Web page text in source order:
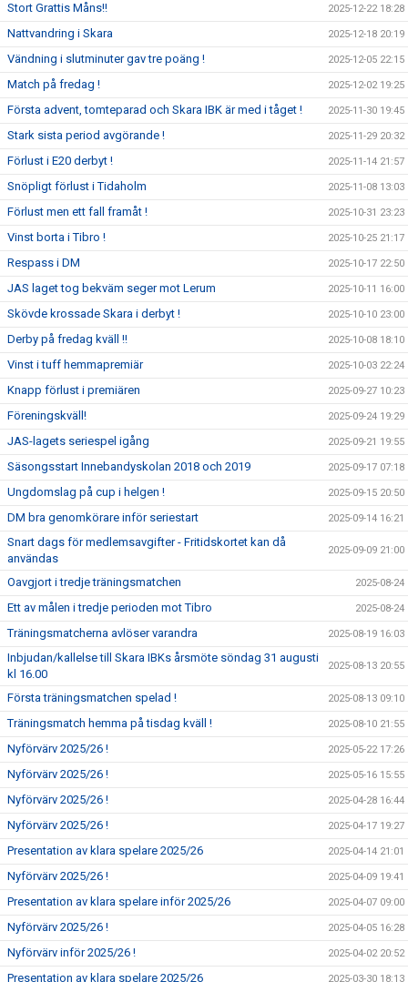
Stort Grattis Måns!! 2025-12-22 18:28
Nattvandring i Skara 2025-12-18 20:19
Vändning i slutminuter gav tre poäng ! 2025-12-05 22:15
Match på fredag ! 2025-12-02 19:25
Första advent, tomteparad och Skara IBK är med i tåget ! 2025-11-30 19:45
Stark sista period avgörande ! 2025-11-29 20:32
Förlust i E20 derbyt ! 2025-11-14 21:57
Snöpligt förlust i Tidaholm 2025-11-08 13:03
Förlust men ett fall framåt ! 2025-10-31 23:23
Vinst borta i Tibro ! 2025-10-25 21:17
Respass i DM 2025-10-17 22:50
JAS laget tog bekväm seger mot Lerum 2025-10-11 16:00
Skövde krossade Skara i derbyt ! 2025-10-10 23:00
Derby på fredag kväll !! 2025-10-08 18:10
Vinst i tuff hemmapremiär 2025-10-03 22:24
Knapp förlust i premiären 2025-09-27 10:23
Föreningskväll! 2025-09-24 19:29
JAS-lagets seriespel igång 2025-09-21 19:55
Säsongsstart Innebandyskolan 2018 och 2019 2025-09-17 07:18
Ungdomslag på cup i helgen ! 2025-09-15 20:50
DM bra genomkörare inför seriestart 2025-09-14 16:21
Snart dags för medlemsavgifter - Fritidskortet kan då
användas
2025-09-09 21:00
Oavgjort i tredje träningsmatchen 2025-08-24
Ett av målen i tredje perioden mot Tibro 2025-08-24
Träningsmatcherna avlöser varandra 2025-08-19 16:03
Inbjudan/kallelse till Skara IBKs årsmöte söndag 31 augusti
kl 16.00
2025-08-13 20:55
Första träningsmatchen spelad ! 2025-08-13 09:10
Träningsmatch hemma på tisdag kväll ! 2025-08-10 21:55
Nyförvärv 2025/26 ! 2025-05-22 17:26
Nyförvärv 2025/26 ! 2025-05-16 15:55
Nyförvärv 2025/26 ! 2025-04-28 16:44
Nyförvärv 2025/26 ! 2025-04-17 19:27
Presentation av klara spelare 2025/26 2025-04-14 21:01
Nyförvärv 2025/26 ! 2025-04-09 19:41
Presentation av klara spelare inför 2025/26 2025-04-07 09:00
Nyförvärv 2025/26 ! 2025-04-05 16:28
Nyförvärv inför 2025/26 ! 2025-04-02 20:52
Presentation av klara spelare 2025/26 2025-03-30 18:13